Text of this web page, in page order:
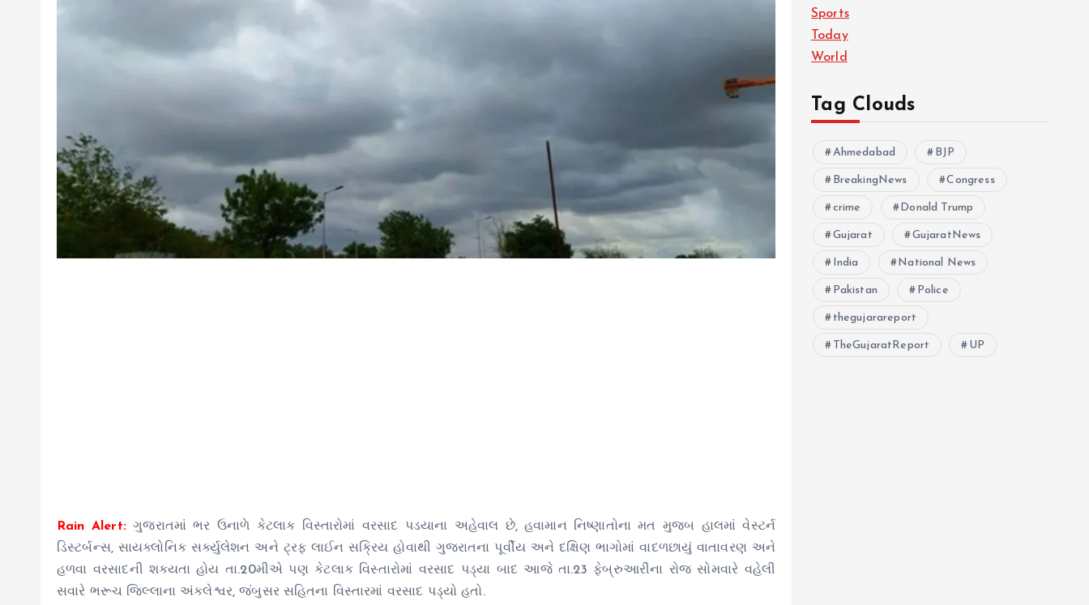
Rain Alert: ગુજરાતમાં ભર ઉનાળે કેટલાક વિસ્તારોમાં વરસાદ પડયાના અહેવાલ છે, હવામાન નિષ્ણાતોના મત મુજબ હાલમાં વેસ્ટર્ન
ડિસ્ટર્બન્સ, સાયક્લોનિક સર્ક્યુલેશન અને ટ્રફ લાઈન સક્રિય હોવાથી ગુજરાતના પૂર્વીય અને દક્ષિણ ભાગોમાં વાદળછાયું વાતાવરણ અને
હળવા વરસાદની શક્યતા હોય તા.20મીએ પણ કેટલાક વિસ્તારોમાં વરસાદ પડ્યા બાદ આજે તા.23 ફેબ્રુઆરીના રોજ સોમવારે વહેલી
સવારે ભરૂચ જિલ્લાના અંકલેશ્વર, જંબુસર સહિતના વિસ્તારમાં વરસાદ પડ્યો હતો.
Sports
Today
World
Tag Clouds
Ahmedabad BJP
BreakingNews Congress
crime Donald Trump
Gujarat GujaratNews
India National News
Pakistan Police
thegujarareport
TheGujaratReport UP